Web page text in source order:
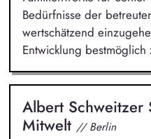
Bedürfnisse der
wertschätzend
Entwicklung bestmöglich
Albert Schweitzer
Mitwelt // Berlin